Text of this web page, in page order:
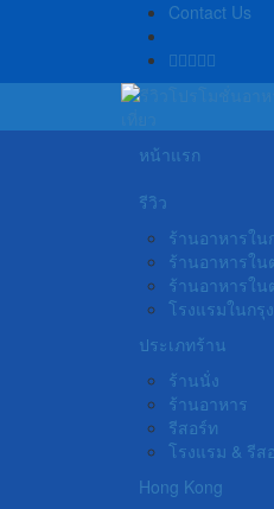
Contact Us
หน้าแรก
รีวิว
ร้านอาหารใน
ร้านอาหารใน
ร้านอาหารใน
โรงแรมในกรุ
ประเภทร้าน
ร้านนั่ง
ร้านอาหาร
รีสอร์ท
โรงแรม & รีส
Hong Kong